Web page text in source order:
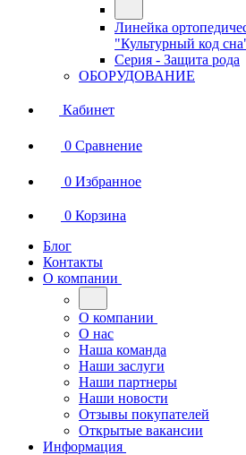
Линейка
"Культурный код
Серия - Защита рода
ОБОРУДОВАНИЕ
Кабинет
0 Сравнение
0 Избранное
0 Корзина
Блог
Контакты
О компании
О компании
О нас
Наша команда
Наши заслуги
Наши партнеры
Наши новости
Отзывы покупателей
Открытые вакансии
Информация